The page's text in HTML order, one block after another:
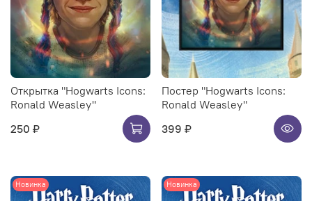
Открытка "Hogwarts Icons:
Ronald Weasley"
250 ₽
Постер "Hogwarts Icons:
Ronald Weasley"
399 ₽
Новинка Новинка